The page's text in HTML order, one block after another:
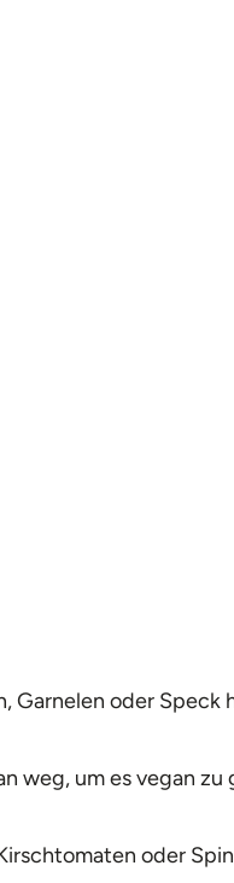
Garnelen oder Speck
weg, um es vegan
oder